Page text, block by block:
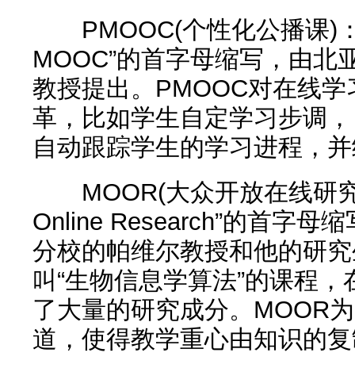
PMOOC(个性化公播课)：
MOOC”的首字母缩写，由北
教授提出。PMOOC对在线
革，比如学生自定学习步调
自动跟踪学生的学习进程，
MOOR(大众开放在线研究
Online Research”的首字母
分校的帕维尔教授和他的研
叫“生物信息学算法”的课程
了大量的研究成分。MOOR
道，使得教学重心由知识的